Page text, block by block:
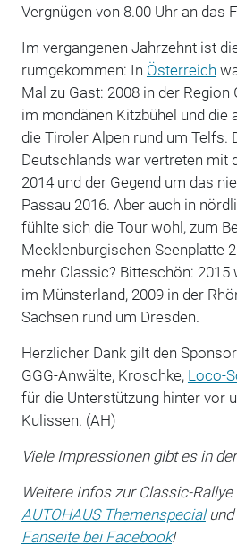
Vergnügen von 8.00 Uhr an das
Im vergangenen Jahrzehnt ist
rumgekommen: In Österreich
Mal zu Gast: 2008 in der Region
im mondänen Kitzbühel und die
die Tiroler Alpen rund um Telfs.
Deutschlands war vertreten mit
2014 und der Gegend um das
Passau 2016. Aber auch in
fühlte sich die Tour wohl, zum
Mecklenburgischen Seenplatte
mehr Classic? Bitteschön: 2015
im Münsterland, 2009 in der
Sachsen rund um Dresden.
Herzlicher Dank gilt den
GGG-Anwälte, Kroschke, Loco-
für die Unterstützung hinter vor
Kulissen. (AH)
Viele Impressionen gibt es in
Weitere Infos zur Classic-
AUTOHAUS Themenspecialund
Fanseite bei Facebook!